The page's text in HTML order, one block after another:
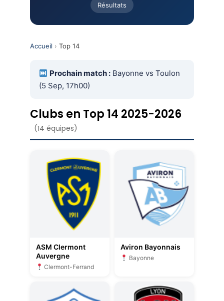
Résultats
Accueil › Top 14
Prochain match :Bayonne vs Toulon
(5 Sep, 17h00)
Clubs en Top 14 2025-2026
(14 équipes)
ASM Clermont
Auvergne
Clermont-Ferrand
Aviron Bayonnais
Bayonne